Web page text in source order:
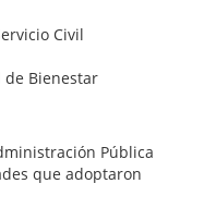
Civil
Bienestar
Pública
que adoptaron